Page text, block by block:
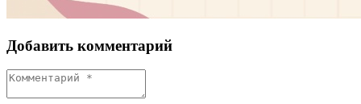
Добавить комментарий